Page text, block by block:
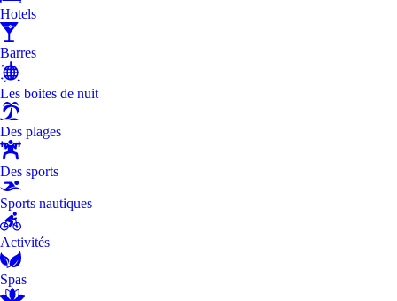
Hotels
Barres
Les boites de nuit
Des plages
Des sports
Sports nautiques
Activités
Spas